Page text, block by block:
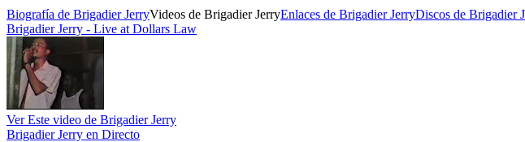
Biografía de Brigadier JerryVideos de Brigadier JerryEnlaces de Brigadier JerryDiscos de Brigadier
Brigadier Jerry - Live at Dollars Law
Ver Este video de Brigadier Jerry
Brigadier Jerry en Directo